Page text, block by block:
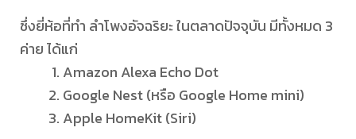
ปรึกษา
ออกแบบ
ระบบ
ซึ่งยี่ห้อที่ทำ ลำโพงอัจฉริยะ ในตลาดปัจจุบัน มีทั้งหมด 3
ค่าย ได้แก่
Amazon Alexa Echo Dot
Google Nest (หรือ Google Home mini)
Apple HomeKit (Siri)